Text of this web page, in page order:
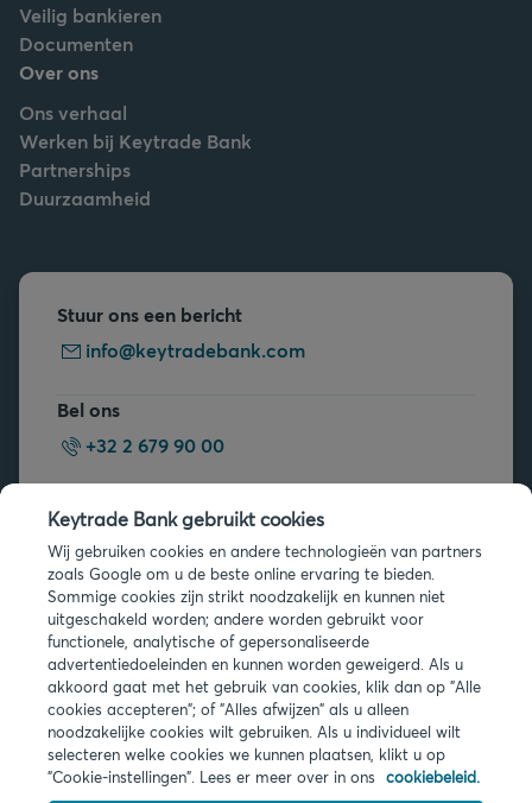
Veilig bankieren
Documenten
Over ons
Ons verhaal
Werken bij Keytrade Bank
Partnerships
Duurzaamheid
Stuur ons een bericht
info@keytradebank.com
Bel ons
+32 2 679 90 00
Veelgestelde vragen
Juridische info
Privacy
Cookies
PSD2
Keytrade Bank gebruikt cookies
Wij gebruiken cookies en andere technologieën van partners
zoals Google om u de beste online ervaring te bieden.
Sommige cookies zijn strikt noodzakelijk en kunnen niet
uitgeschakeld worden; andere worden gebruikt voor
functionele, analytische of gepersonaliseerde
advertentiedoeleinden en kunnen worden geweigerd. Als u
akkoord gaat met het gebruik van cookies, klik dan op "Alle
cookies accepteren"; of "Alles afwijzen" als u alleen
noodzakelijke cookies wilt gebruiken. Als u individueel wilt
selecteren welke cookies we kunnen plaatsen, klikt u op
"Cookie-instellingen". Lees er meer over in ons cookiebeleid.